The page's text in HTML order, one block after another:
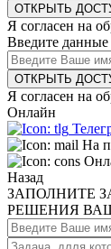
ОТКРЫТЬ
Я согласен на
Введите
ОТКРЫТЬ
Я согласен на
Онлайн
На
Назад
ЗАПОЛНИТЕ
РЕШЕНИЯ